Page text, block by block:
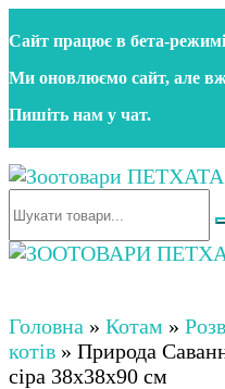
до
контенту
Сайт працює в
Ми оновлюємо сайт, але
Пишіть нам у чат.
Зоотовари ПЕТХАТА
Зоомагазин для собак
аксесуари та догляд
аксесуари та догляд
Україні
Головна » Котам »
котів » Природа
сіра 38x38x90 см